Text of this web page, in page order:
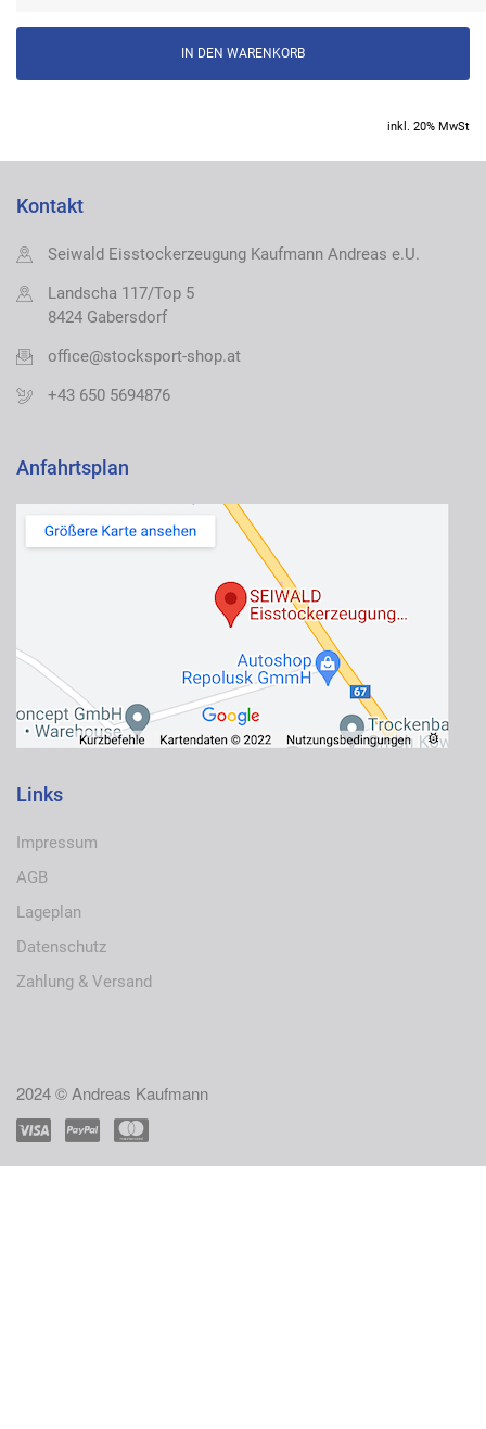
inkl. 20% MwSt
Kontakt
Seiwald Eisstockerzeugung Kaufmann Andreas e.U.
Landscha 117/Top 5
8424 Gabersdorf
office@stocksport-shop.at
+43 650 5694876
Anfahrtsplan
Links
Impressum
AGB
Lageplan
Datenschutz
Zahlung & Versand
2024 © Andreas Kaufmann